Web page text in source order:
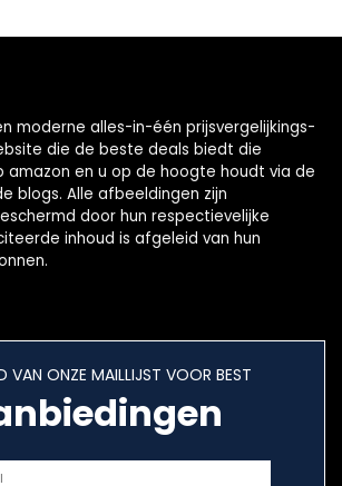
moderne alles-in-één prijsvergelijkings-
die de beste deals biedt die
amazon en u op de hoogte houdt via de
blogs. Alle afbeeldingen zijn
door hun respectievelijke
inhoud is afgeleid van hun
VAN ONZE MAILLIJST VOOR BEST